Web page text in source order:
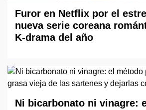
Furor en Netflix por el
nueva serie coreana
K-drama del año
Ni bicarbonato ni vinagre: